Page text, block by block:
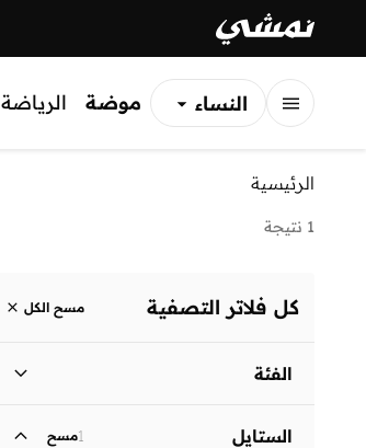
النساء
موضة الرياضة
الرئيسية
1 نتيجة
كل فلاتر التصفية مسح الكل
الفئة
نساء
الستايل 1مسح